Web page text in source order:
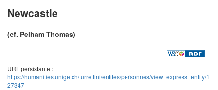
Newcastle
(cf. Pelham Thomas)
URL persistante :
https://humanities.unige.ch/turrettini/entites/personnes/view_express_entity/1
27347